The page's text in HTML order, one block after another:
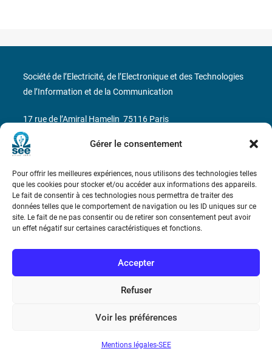
Gérer le consentement
Pour offrir les meilleures expériences, nous utilisons des technologies telles
que les cookies pour stocker et/ou accéder aux informations des appareils.
Le fait de consentir à ces technologies nous permettra de traiter des
données telles que le comportement de navigation ou les ID uniques sur ce
site. Le fait de ne pas consentir ou de retirer son consentement peut avoir
un effet négatif sur certaines caractéristiques et fonctions.
Accepter
Refuser
Voir les préférences
Mentions légales-SEE
Conditions Générales de Vente
Société de l’Electricité, de l’Electronique et des Technologies
de l’Information et de la Communication
17 rue de l’Amiral Hamelin 75116 Paris
Métro : « Boissière » Ligne 6 et « Iéna » Ligne 9
Téléphone : (+33) 1 56 90 37 17
N° de SIREN : 785 393 232, Code APE : 9412Z TVA intra-
communautaire : FR44 785 393 232